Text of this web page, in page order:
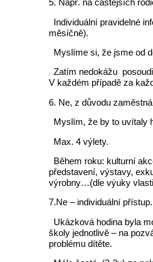
5. Např. na častějších
Individuální pravidelné
měsíčně).
Myslíme si, že jsme od
Zatím nedokážu
V každém případě za
6. Ne, z důvodu
Myslím, že by to uvítaly
Max. 4 výlety.
Během roku: kulturní
představení, výstavy,
výrobny…(dle výuky
7.Ne – individuální přístup.
Ukázková hodina byla
školy jednotlivě – na
problému dítěte.